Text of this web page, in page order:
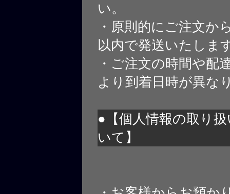
い。
・原則的にご注文か
以内で発送いたしま
・ご注文の時間や配
より到着日時が異な
●【個人情報の取り
いて】